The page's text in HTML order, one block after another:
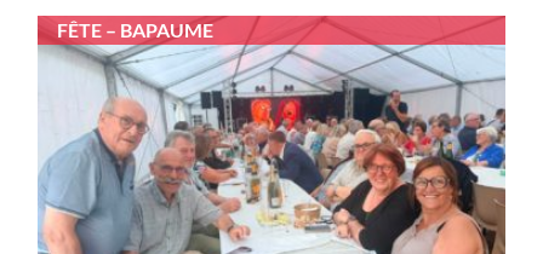
FÊTE – BAPAUME